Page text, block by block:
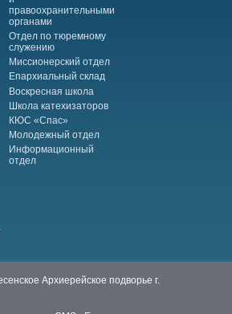
правоохранительными
органами
Отдел по тюремному
служению
Миссионерский отдел
Епархиальный склад
Воскресная школа
Школа катехизаторов
КЮС «Спас»
Молодежный отдел
Информационный
отдел
Архиерейское подворье г.